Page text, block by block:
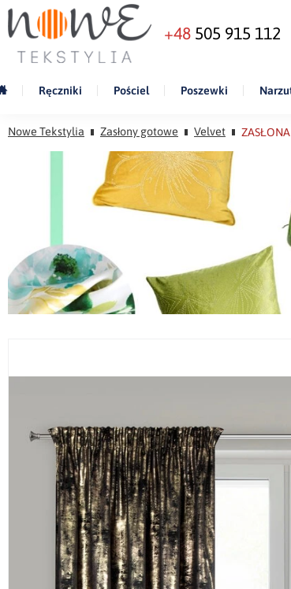
+48 505 915 112
Ręczniki Pościel Poszewki
Nowe Tekstylia Zasłony gotowe Velvet